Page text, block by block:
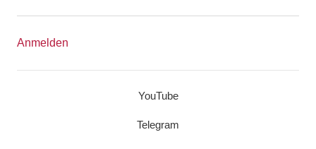
Anmelden
YouTube
Telegram